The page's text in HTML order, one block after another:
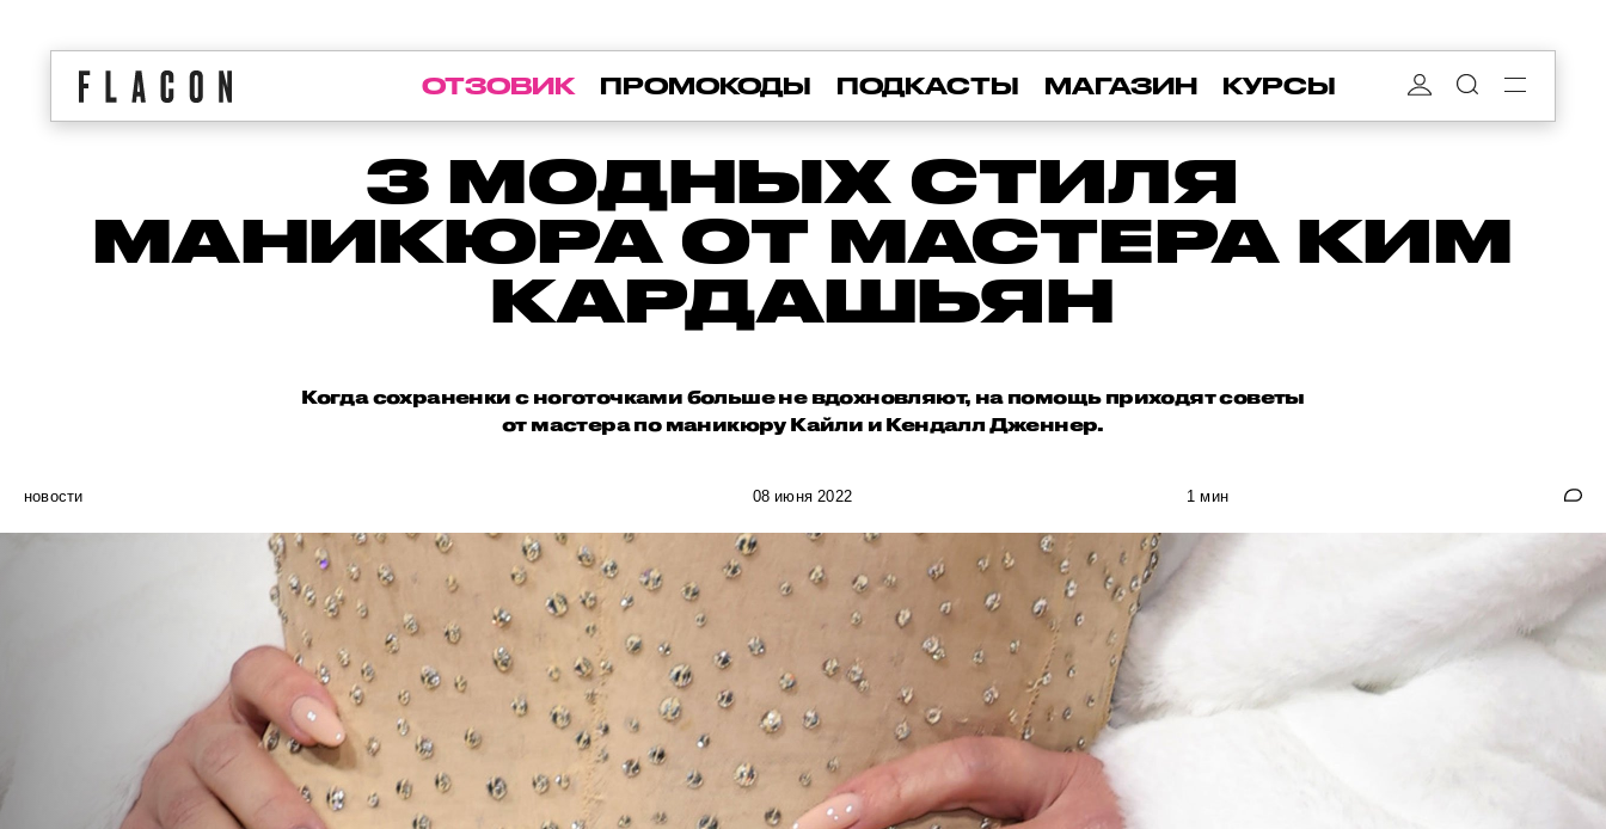
ОТЗОВИК ПРОМОКОДЫ ПОДКАСТЫ МАГАЗИН КУРСЫ
3 МОДНЫХ СТИЛЯ
МАНИКЮРА ОТ МАСТЕРА КИМ
КАРДАШЬЯН
Когда сохраненки с ноготочками больше не вдохновляют, на помощь приходят советы
от мастера по маникюру Кайли и Кендалл Дженнер.
новости 08 июня 2022 1 мин